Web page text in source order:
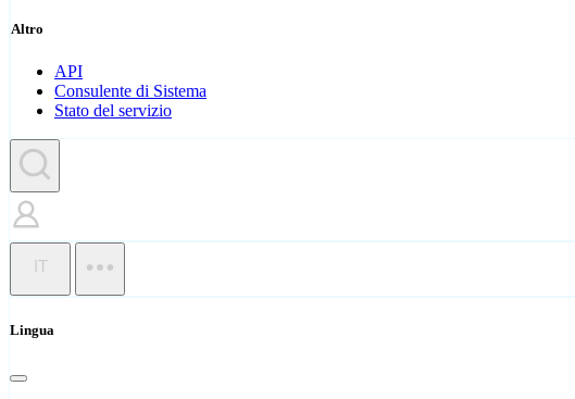
Altro
API
Consulente di Sistema
Stato del servizio
IT
Lingua